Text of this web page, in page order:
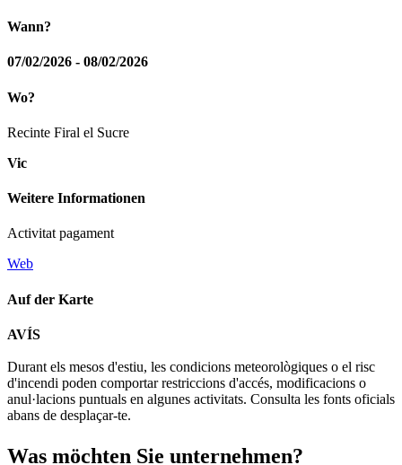
Wann?
07/02/2026 - 08/02/2026
Wo?
Recinte Firal el Sucre
Vic
Weitere Informationen
Activitat pagament
Web
Auf der Karte
−
AVÍS
Durant els mesos d'estiu, les condicions meteorològiques o el risc
d'incendi poden comportar restriccions d'accés, modificacions o
anul·lacions puntuals en algunes activitats. Consulta les fonts oficials
abans de desplaçar-te.
Was möchten Sie unternehmen?